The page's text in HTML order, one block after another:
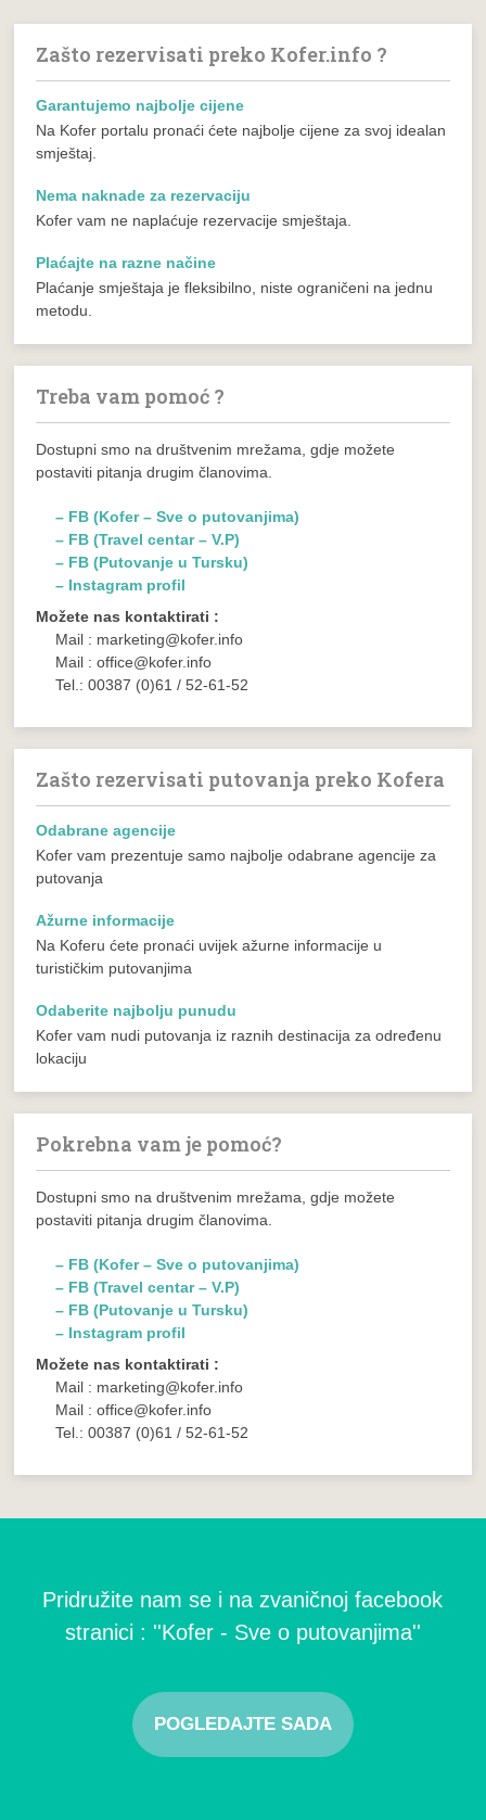
Zašto rezervisati preko Kofer.info ?
Garantujemo najbolje cijene
Na Kofer portalu pronaći ćete najbolje cijene za svoj idealan
smještaj.
Nema naknade za rezervaciju
Kofer vam ne naplaćuje rezervacije smještaja.
Plaćajte na razne načine
Plaćanje smještaja je fleksibilno, niste ograničeni na jednu
metodu.
Treba vam pomoć ?
Dostupni smo na društvenim mrežama, gdje možete
postaviti pitanja drugim članovima.
– FB (Kofer – Sve o putovanjima)
– FB (Travel centar – V.P)
– FB (Putovanje u Tursku)
– Instagram profil
Možete nas kontaktirati :
Mail : marketing@kofer.info
Mail : office@kofer.info
Tel.: 00387 (0)61 / 52-61-52
Zašto rezervisati putovanja preko Kofera
Odabrane agencije
Kofer vam prezentuje samo najbolje odabrane agencije za
putovanja
Ažurne informacije
Na Koferu ćete pronaći uvijek ažurne informacije u
turističkim putovanjima
Odaberite najbolju punudu
Kofer vam nudi putovanja iz raznih destinacija za određenu
lokaciju
Pokrebna vam je pomoć?
Dostupni smo na društvenim mrežama, gdje možete
postaviti pitanja drugim članovima.
– FB (Kofer – Sve o putovanjima)
– FB (Travel centar – V.P)
– FB (Putovanje u Tursku)
– Instagram profil
Možete nas kontaktirati :
Mail : marketing@kofer.info
Mail : office@kofer.info
Tel.: 00387 (0)61 / 52-61-52
Pridružite nam se i na zvaničnoj facebook
stranici : ''Kofer - Sve o putovanjima''
POGLEDAJTE SADA